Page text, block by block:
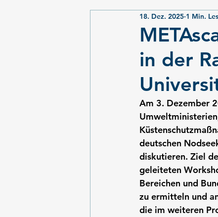
mareXtreme
in der
18. Dez. 2025 1 Min.
Am 3. Dezember
deutschen
diskutieren. Ziel
geleiteten
Bereichen und
zu ermitteln und
die im weiteren